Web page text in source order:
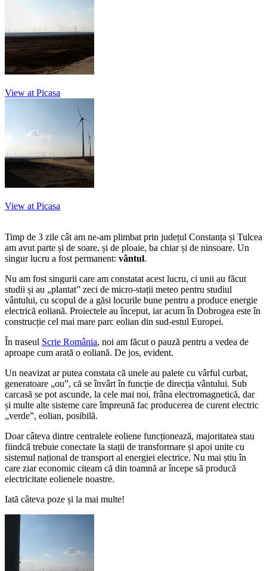
View at Picasa
View at Picasa
Timp de 3 zile cât am ne-am plimbat prin județul Constanța și Tulcea
am avut parte și de soare, și de ploaie, ba chiar și de ninsoare. Un
singur lucru a fost permanent: vântul.
Nu am fost singurii care am constatat acest lucru, ci unii au făcut
studii și au „plantat” zeci de micro-stații meteo pentru studiul
vântului, cu scopul de a găsi locurile bune pentru a produce energie
electrică eoliană. Proiectele au început, iar acum în Dobrogea este în
construcție cel mai mare parc eolian din sud-estul Europei.
În traseul Scrie România, noi am făcut o pauză pentru a vedea de
aproape cum arată o eoliană. De jos, evident.
Un neavizat ar putea constata că unele au palete cu vârful curbat,
generatoare „ou”, că se învârt în funcție de direcția vântului. Sub
carcasă se pot ascunde, la cele mai noi, frâna electromagnetică, dar
și multe alte sisteme care împreună fac producerea de curent electric
„verde”, eolian, posibilă.
Doar câteva dintre centralele eoliene funcționează, majoritatea stau
fiindcă trebuie conectate la stații de transformare și apoi unite cu
sistemul național de transport al energiei electrice. Nu mai știu în
care ziar economic citeam că din toamnă ar începe să producă
electricitate eolienele noastre.
Iată câteva poze și la mai multe!